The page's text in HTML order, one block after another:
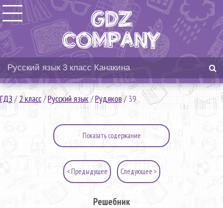
ГДЗ/2 класс/Русский язык/Рудяков/39
Показать содержание
< Предыдущее Следующее >
Решебник